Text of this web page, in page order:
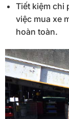
Tiết kiệm chi
việc mua xe
hoàn toàn.